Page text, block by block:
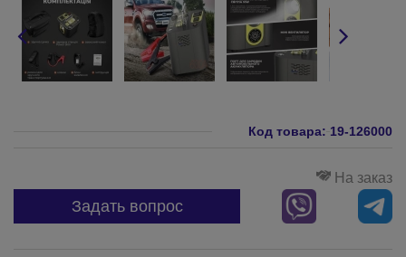
Код товара: 19-126000
На заказ
Задать вопрос